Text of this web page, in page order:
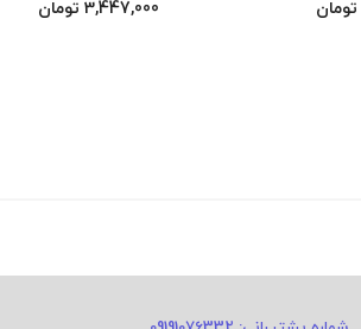
تومان 3,447,000 تومان